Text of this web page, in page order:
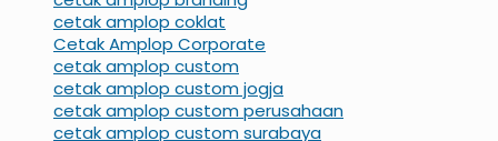
cetak amplop coklat
Cetak Amplop Corporate
cetak amplop custom
cetak amplop custom jogja
cetak amplop custom perusahaan
cetak amplop custom surabaya